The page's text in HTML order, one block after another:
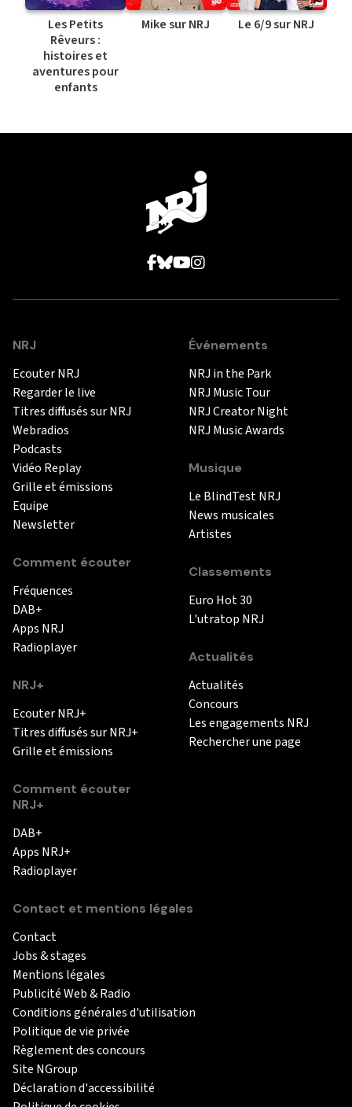
Les Petits
Rêveurs :
histoires et
aventures pour
enfants
Mike sur NRJ Le 6/9 sur NRJ
NRJ
Ecouter NRJ
Regarder le live
Titres diffusés sur NRJ
Webradios
Podcasts
Vidéo Replay
Grille et émissions
Equipe
Newsletter
Comment écouter
Fréquences
DAB+
Apps NRJ
Radioplayer
NRJ+
Ecouter NRJ+
Titres diffusés sur NRJ+
Grille et émissions
Comment écouter
NRJ+
DAB+
Apps NRJ+
Radioplayer
Événements
NRJ in the Park
NRJ Music Tour
NRJ Creator Night
NRJ Music Awards
Musique
Le BlindTest NRJ
News musicales
Artistes
Classements
Euro Hot 30
L'utratop NRJ
Actualités
Actualités
Concours
Les engagements NRJ
Rechercher une page
Contact et mentions légales
Contact
Jobs & stages
Mentions légales
Publicité Web & Radio
Conditions générales d'utilisation
Politique de vie privée
Règlement des concours
Site NGroup
Déclaration d'accessibilité